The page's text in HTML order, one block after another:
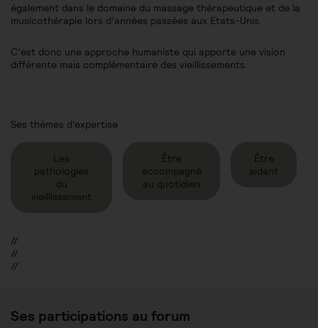
également dans le domaine du massage thérapeutique et de la
musicothérapie lors d’années passées aux Etats-Unis.
C’est donc une approche humaniste qui apporte une vision
différente mais complémentaire des vieillissements.
Ses thèmes d'expertise
Les
pathologies
du
vieillissement
Être
accompagné
au quotidien
Être
aidant
//
//
//
Ses participations au forum